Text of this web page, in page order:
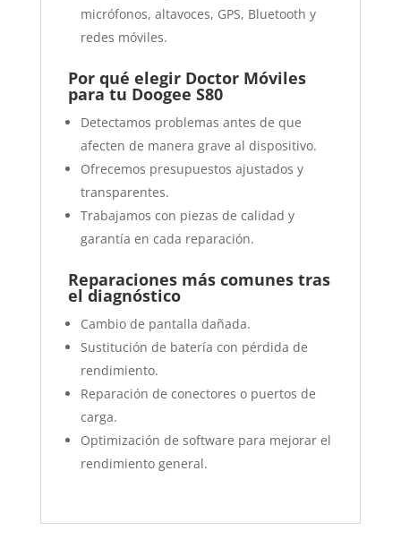
micrófonos, altavoces, GPS, Bluetooth y
redes móviles.
Por qué elegir Doctor Móviles
para tu Doogee S80
Detectamos problemas antes de que
afecten de manera grave al dispositivo.
Ofrecemos presupuestos ajustados y
transparentes.
Trabajamos con piezas de calidad y
garantía en cada reparación.
Reparaciones más comunes tras
el diagnóstico
Cambio de pantalla dañada.
Sustitución de batería con pérdida de
rendimiento.
Reparación de conectores o puertos de
carga.
Optimización de software para mejorar el
rendimiento general.